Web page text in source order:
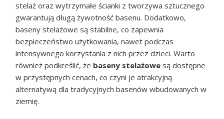
stelaż oraz wytrzymałe ścianki z tworzywa sztucznego
gwarantują długą żywotność basenu. Dodatkowo,
baseny stelażowe są stabilne, co zapewnia
bezpieczeństwo użytkowania, nawet podczas
intensywnego korzystania z nich przez dzieci. Warto
również podkreślić, że baseny stelażowe są dostępne
w przystępnych cenach, co czyni je atrakcyjną
alternatywą dla tradycyjnych basenów wbudowanych w
ziemię.